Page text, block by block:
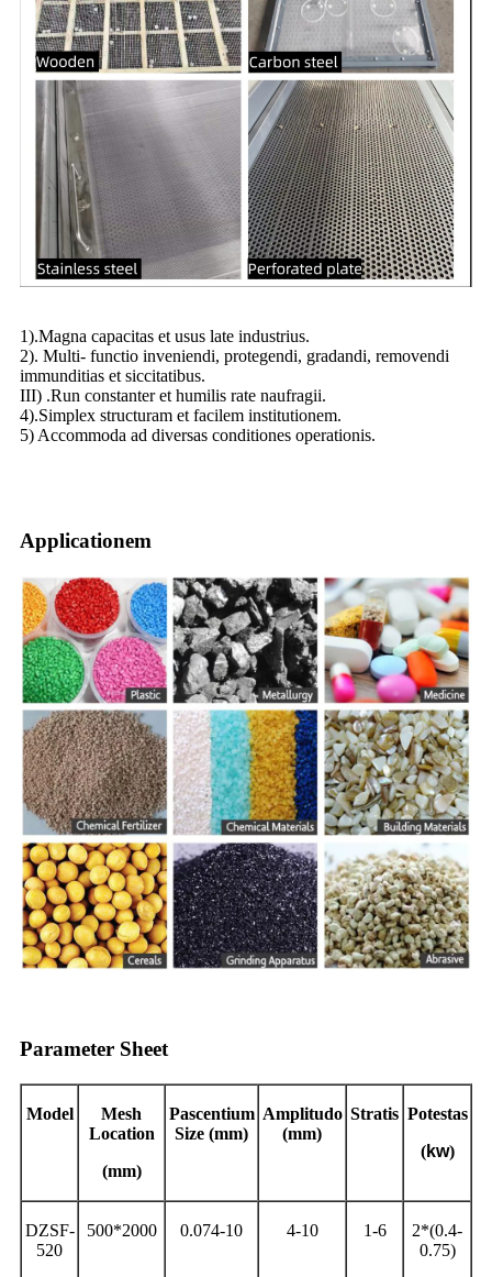
1).Magna capacitas et usus late industrius.
2). Multi- functio inveniendi, protegendi, gradandi, removendi
immunditias et siccitatibus.
III) .Run constanter et humilis rate naufragii.
4).Simplex structuram et facilem institutionem.
5) Accommoda ad diversas conditiones operationis.
Applicationem
Parameter Sheet
Model
Mesh
Location
(mm)
Pascentium
Size (mm)
Amplitudo
(mm)
Stratis Potestas
(kw)
DZSF-
520
500*2000 0.074-10 4-10 1-6
2*(0.4-
0.75)